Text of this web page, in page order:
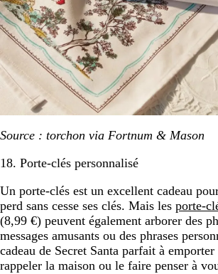
Source : torchon via Fortnum & Mason
18. Porte-clés personnalisé
Un porte-clés est un excellent cadeau
perd sans cesse ses clés. Mais les porte-
(8,99 €) peuvent également arborer des
messages amusants ou des phrases
cadeau de Secret Santa parfait à
rappeler la maison ou le faire penser à